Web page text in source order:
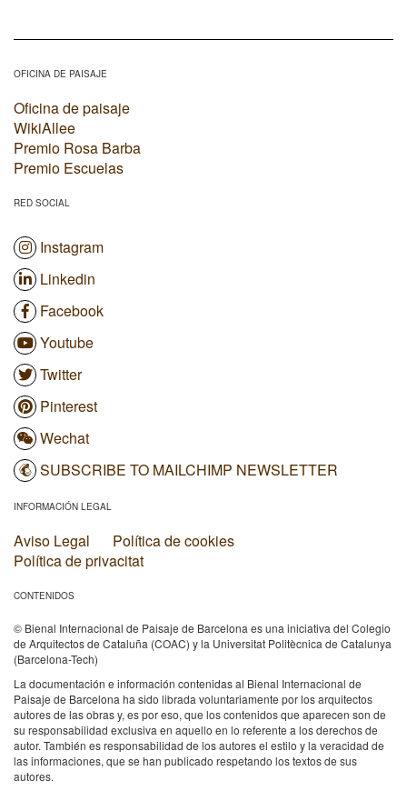
OFICINA DE PAISAJE
Oficina de paisaje
WikiAllee
Premio Rosa Barba
Premio Escuelas
RED SOCIAL
Instagram
Linkedin
Facebook
Youtube
Twitter
Pinterest
Wechat
SUBSCRIBE TO MAILCHIMP NEWSLETTER
INFORMACIÓN LEGAL
Aviso Legal
Política de cookies
Política de privacitat
CONTENIDOS
© Bienal Internacional de Paisaje de Barcelona es una iniciativa del Colegio
de Arquitectos de Cataluña (COAC) y la Universitat Politècnica de Catalunya
(Barcelona-Tech)
La documentación e información contenidas al Bienal Internacional de
Paisaje de Barcelona ha sido librada voluntariamente por los arquitectos
autores de las obras y, es por eso, que los contenidos que aparecen son de
su responsabilidad exclusiva en aquello en lo referente a los derechos de
autor. También es responsabilidad de los autores el estilo y la veracidad de
las informaciones, que se han publicado respetando los textos de sus
autores.